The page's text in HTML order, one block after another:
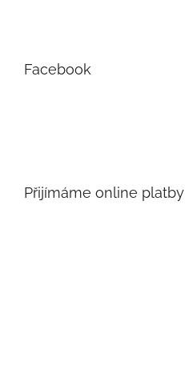
Facebook
Přijímáme online platby